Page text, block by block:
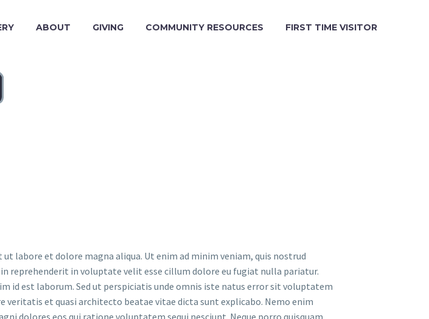
ABOUT GIVING COMMUNITY RESOURCES FIRST TIME VISITOR
labore et dolore magna aliqua. Ut enim ad minim veniam, quis nostrud
reprehenderit in voluptate velit esse cillum dolore eu fugiat nulla pariatur.
id est laborum. Sed ut perspiciatis unde omnis iste natus error sit voluptatem
et quasi architecto beatae vitae dicta sunt explicabo. Nemo enim
dolores eos qui ratione voluptatem sequi nesciunt. Neque porro quisquam